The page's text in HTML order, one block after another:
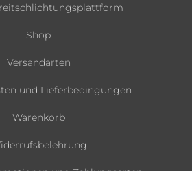
Shop
Versandarten
und Lieferbedingungen
Warenkorb